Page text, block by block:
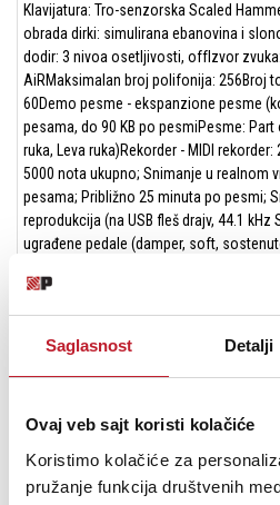
Saglasnost Detalji
Ovaj veb sajt koristi kolačiće
Koristimo kolačiće za
pružanje funkcija društvenih
Klavijatura: Tro-senzorska Scaled
obrada dirki: simulirana ebanovina i
dodir: 3 nivoa osetljivosti, offIzvor
AiRMaksimalan broj polifonija: 256Broj
60Demo pesme - ekspanzione pesme
pesama, do 90 KB po pesmiPesme:
ruka, Leva ruka)Rekorder - MIDI
5000 nota ukupno; Snimanje u realnom
pesama; Približno 25 minuta po pesmi;
reprodukcija (na USB fleš drajv, 44.1
ugrađene pedale (damper, soft,
pedale: Da (besprekorno
smerni, 4 zvučnika)Pojačala: 20W +
E24250LW (DC 24V)Potrošnja snage:
mm (bez nosača notnog lista)Težina:
AC adapter (AD-E24250LW), Nosač
Glavne karakteristike
Simulator; String Resonance (4 nivoa,
nivoa, off); Damper Noise; Key On